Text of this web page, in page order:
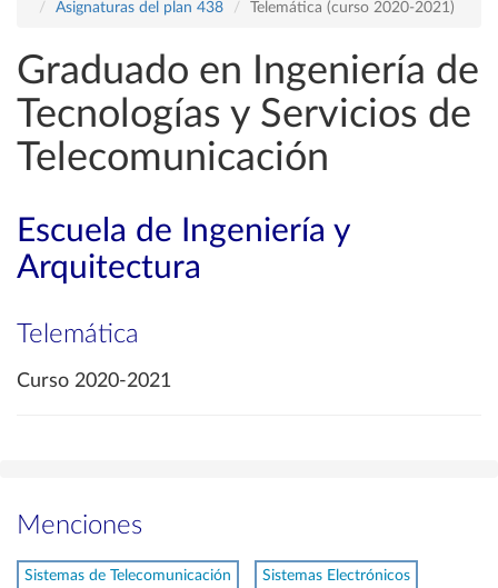
Asignaturas del plan 438
Telemática (curso 2020-2021)
Graduado en Ingeniería de
Tecnologías y Servicios de
Telecomunicación
Escuela de Ingeniería y
Arquitectura
Telemática
Curso 2020-2021
Menciones
Sistemas de Telecomunicación Sistemas Electrónicos